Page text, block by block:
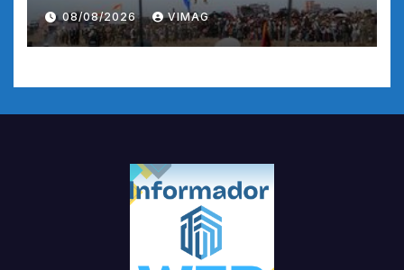
08/08/2026 VIMAG